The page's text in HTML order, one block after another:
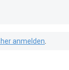
anmelden